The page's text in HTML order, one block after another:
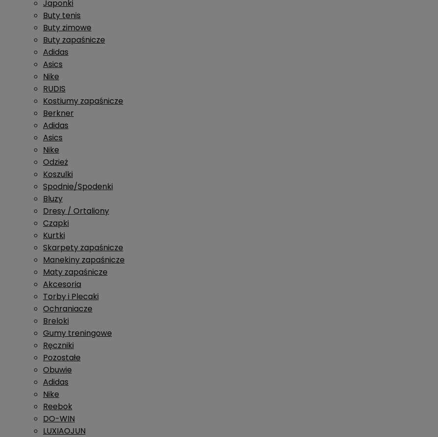
Japonki
Buty tenis
Buty zimowe
Buty zapaśnicze
Adidas
Asics
Nike
RUDIS
Kostiumy zapaśnicze
Berkner
Adidas
Asics
Nike
Odzież
Koszulki
Spodnie/Spodenki
Bluzy
Dresy / Ortaliony
Czapki
Kurtki
Skarpety zapaśnicze
Manekiny zapaśnicze
Maty zapaśnicze
Akcesoria
Torby i Plecaki
Ochraniacze
Breloki
Gumy treningowe
Ręczniki
Pozostałe
Obuwie
Adidas
Nike
Reebok
DO-WIN
LUXIAOJUN